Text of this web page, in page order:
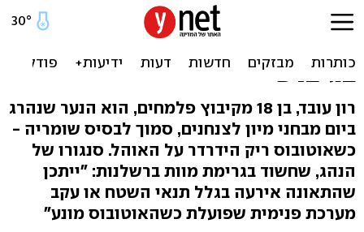
הנהג יצא לשירותים,
האוטובוס הידרדר - ורון נהרג
בגיבוש
רון עובד, בן 18 מקיבוץ פלמחים, הוא הנער שנהרג
ביום מבחני מיון לצנחנים, סמוך לבסיס שומריה -
כשאוטובוס ריק הידרדר על האוהל. סנגורו של
הנהג, שחשוד בגרימת מוות ברשלנות: "ייתכן
שהתאונה אירעה בגלל תנאי השטח או עקב
מערכת פנימית שפועלת כשהאוטובוס מונע"